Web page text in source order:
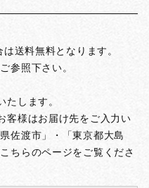
送料無料となります。
参照下さい。
します。
客様はお届け先をご入力い
佐渡市」・「東京都大島
ちらのページをご覧くださ